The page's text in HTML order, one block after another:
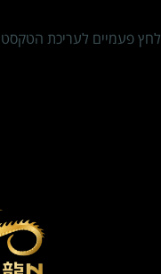
לחץ פעמיים לעריכת הטקסט